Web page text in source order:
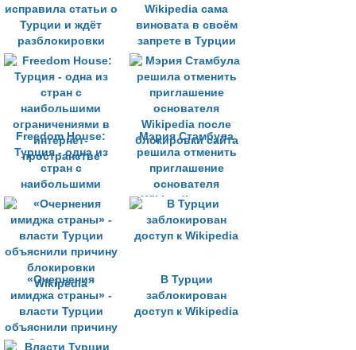
исправила статьи о
Турции и ждёт
разблокировки
доступа
Wikipedia сама
виновата в своём
запрете в Турции
Freedom House:
Турция - одна из
стран с
наибольшими
ограничениями в
интернет-
пространстве
Мэрия Стамбула
решила отменить
приглашение
основателя
Wikipedia после
блокировки сайта
«Очернения
имиджа страны» -
власти Турции
объяснили причину
блокировки
В Турции
заблокирован
доступ к Wikipedia